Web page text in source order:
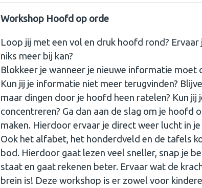
Workshop Hoofd op orde
Loop jij met een vol en druk hoofd rond? Ervaar
niks meer bij kan?
Blokkeer je wanneer je nieuwe informatie moet
Kun jij je informatie niet meer terugvinden?
maar dingen door je hoofd heen ratelen? Kun jij
concentreren? Ga dan aan de slag om je hoofd
maken. Hierdoor ervaar je direct weer lucht in
Ook het alfabet, het honderdveld en de tafels
bod. Hierdoor gaat lezen veel sneller, snap je
staat en gaat rekenen beter. Ervaar wat de
brein is! Deze workshop is er zowel voor